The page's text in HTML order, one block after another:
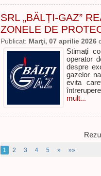
SRL „BĂLȚI-GAZ”
ZONELE DE
Publicat: Marţi, 07 aprilie 2026
Stimați
operator
despre
gazelor
evita
mult...
1 2 3 4 5 » »»